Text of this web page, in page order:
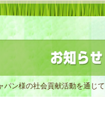
パン様の社会貢献活動を通じ